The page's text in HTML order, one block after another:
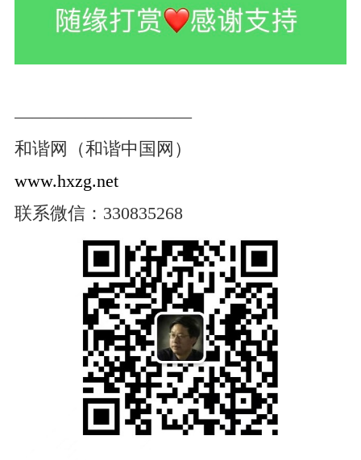
——————————
和谐网（和谐中国网）
www.hxzg.net
联系微信：330835268